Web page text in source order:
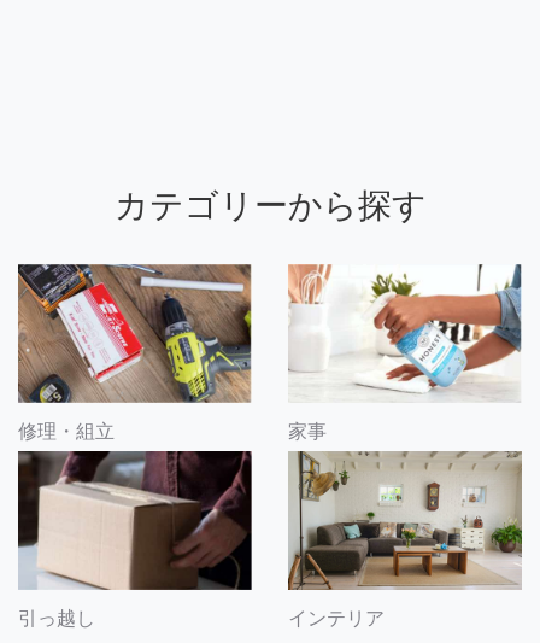
カテゴリーから探す
修理・組立 家事
引っ越し インテリア